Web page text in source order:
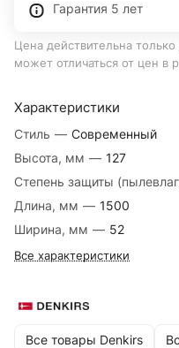
Характеристики
Стиль — Современный
Высота, мм — 127
Степень защиты
Длина, мм — 1500
Ширина, мм — 52
Все характеристики
Все товары Denkirs
Гарантия 5 лет
Цена действительна
может отличаться от цен в